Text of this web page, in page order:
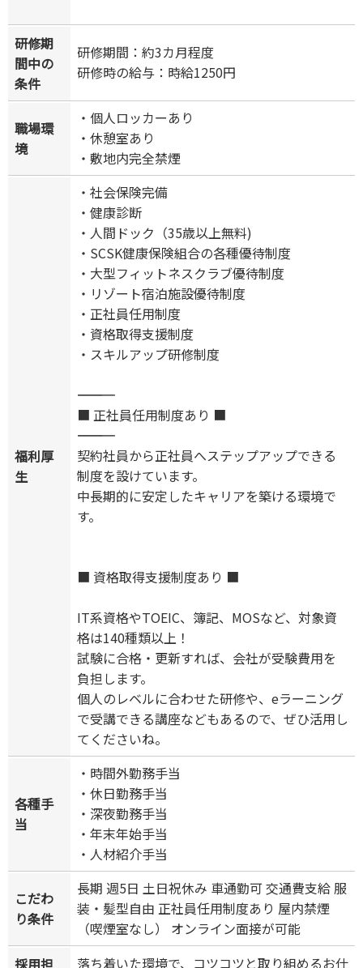
研修期
間中の
条件
研修期間：約3カ月程度
研修時の給与：時給1250円
職場環
境
・個人ロッカーあり
・休憩室あり
・敷地内完全禁煙
福利厚
生
・社会保険完備
・健康診断
・人間ドック（35歳以上無料)
・SCSK健康保険組合の各種優待制度
・大型フィットネスクラブ優待制度
・リゾート宿泊施設優待制度
・正社員任用制度
・資格取得支援制度
・スキルアップ研修制度
―――――――――――
■ 正社員任用制度あり ■
―――――――――――
契約社員から正社員へステップアップできる
制度を設けています。
中長期的に安定したキャリアを築ける環境で
す。
■ 資格取得支援制度あり ■
IT系資格やTOEIC、簿記、MOSなど、対象資
格は140種類以上！
試験に合格・更新すれば、会社が受験費用を
負担します。
個人のレベルに合わせた研修や、eラーニング
で受講できる講座などもあるので、ぜひ活用し
てくださいね。
各種手
当
・時間外勤務手当
・休日勤務手当
・深夜勤務手当
・年末年始手当
・人材紹介手当
こだわ
り条件
長期 週5日 土日祝休み 車通勤可 交通費支給 服
装・髪型自由 正社員任用制度あり 屋内禁煙
（喫煙室なし） オンライン面接が可能
落ち着いた環境で、コツコツと取り組めるお仕